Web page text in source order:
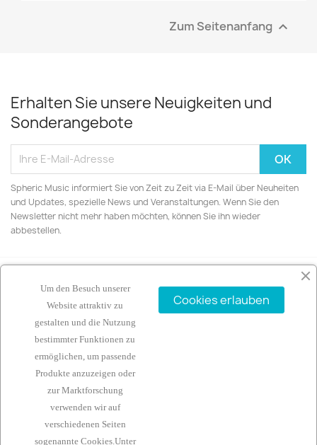
Zum Seitenanfang 
Erhalten Sie unsere Neuigkeiten und
Sonderangebote
Spheric Music informiert Sie von Zeit zu Zeit via E-Mail über Neuheiten
und Updates, spezielle News und Veranstaltungen. Wenn Sie den
Newsletter nicht mehr haben möchten, können Sie ihn wieder
abbestellen.
ARTIKEL
UNTERNEHMEN
IHR KONTO
KONTAKTINFORMATIONEN
Um den Besuch unserer
Website attraktiv zu
gestalten und die Nutzung
bestimmter Funktionen zu
ermöglichen, um passende
Produkte anzuzeigen oder
zur Marktforschung
verwenden wir auf
verschiedenen Seiten
sogenannte Cookies.Unter
Cookies erlauben